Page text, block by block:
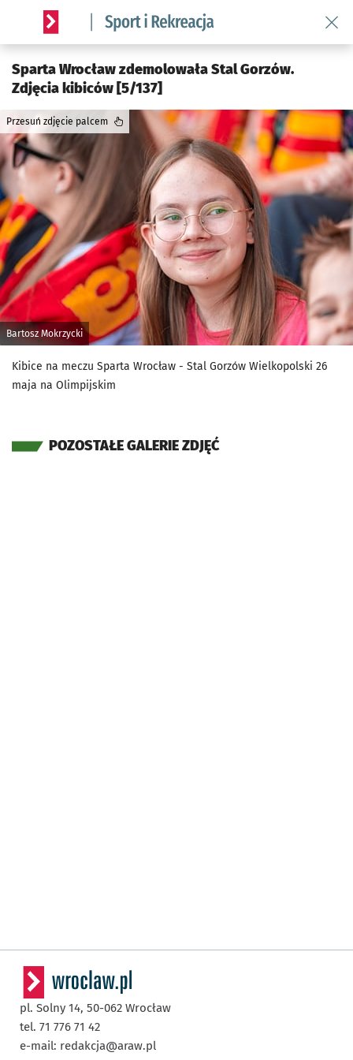
Serwis informacyjny wroclaw.pl podserwis: Sport i rekreacja
Sparta Wrocław zdemolowała Stal Gorzów.
Zdjęcia kibiców [5/137]
Bartosz Mokrzycki
Przesuń zdjęcie palcem
Kibice na meczu Sparta Wrocław - Stal Gorzów Wielkopolski 26
maja na Olimpijskim
POZOSTAŁE GALERIE ZDJĘĆ
pl. Solny 14, 50-062 Wrocław
tel. 71 776 71 42
e-mail: redakcja@araw.pl